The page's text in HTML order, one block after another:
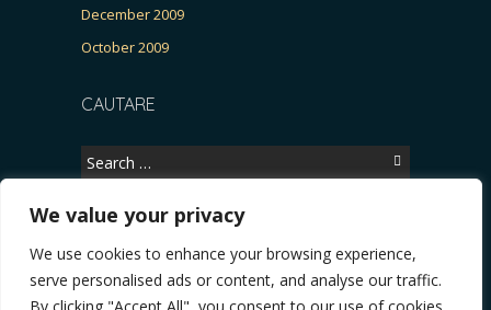
We value your privacy
We use cookies to enhance your browsing experience,
serve personalised ads or content, and analyse our traffic.
December 2009
October 2009
CAUTARE
Search
for:
Copyright © 2026, CERTITUDINEA.
Patria, parlamentarele și presa * VIDEO. Viata lui Eminescu (Necenzurat).